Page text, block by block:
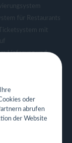
für Restaurants
mit
Lieferung und
Restaurant
oder
abrufen
der Website